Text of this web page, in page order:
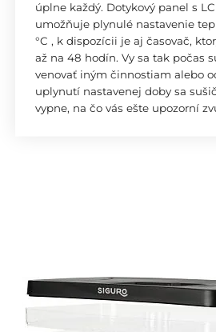
úplne každý. Dotykový panel s
umožňuje plynulé nastavenie
°C , k dispozícii je aj časovač,
až na 48 hodín. Vy sa tak počas
venovať iným činnostiam alebo
uplynutí nastavenej doby sa
vypne, na čo vás ešte upozorní